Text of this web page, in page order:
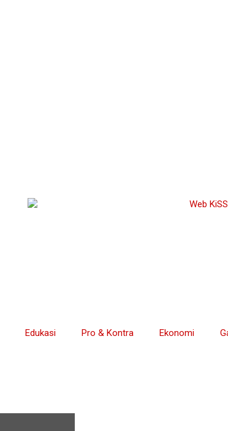
Edukasi Pro & Kontra Ekonomi